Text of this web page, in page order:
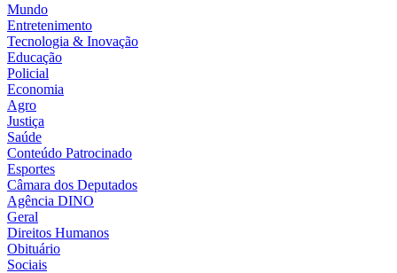
Mundo
Entretenimento
Tecnologia & Inovação
Educação
Policial
Economia
Agro
Justiça
Saúde
Conteúdo Patrocinado
Esportes
Câmara dos Deputados
Agência DINO
Geral
Direitos Humanos
Obituário
Sociais